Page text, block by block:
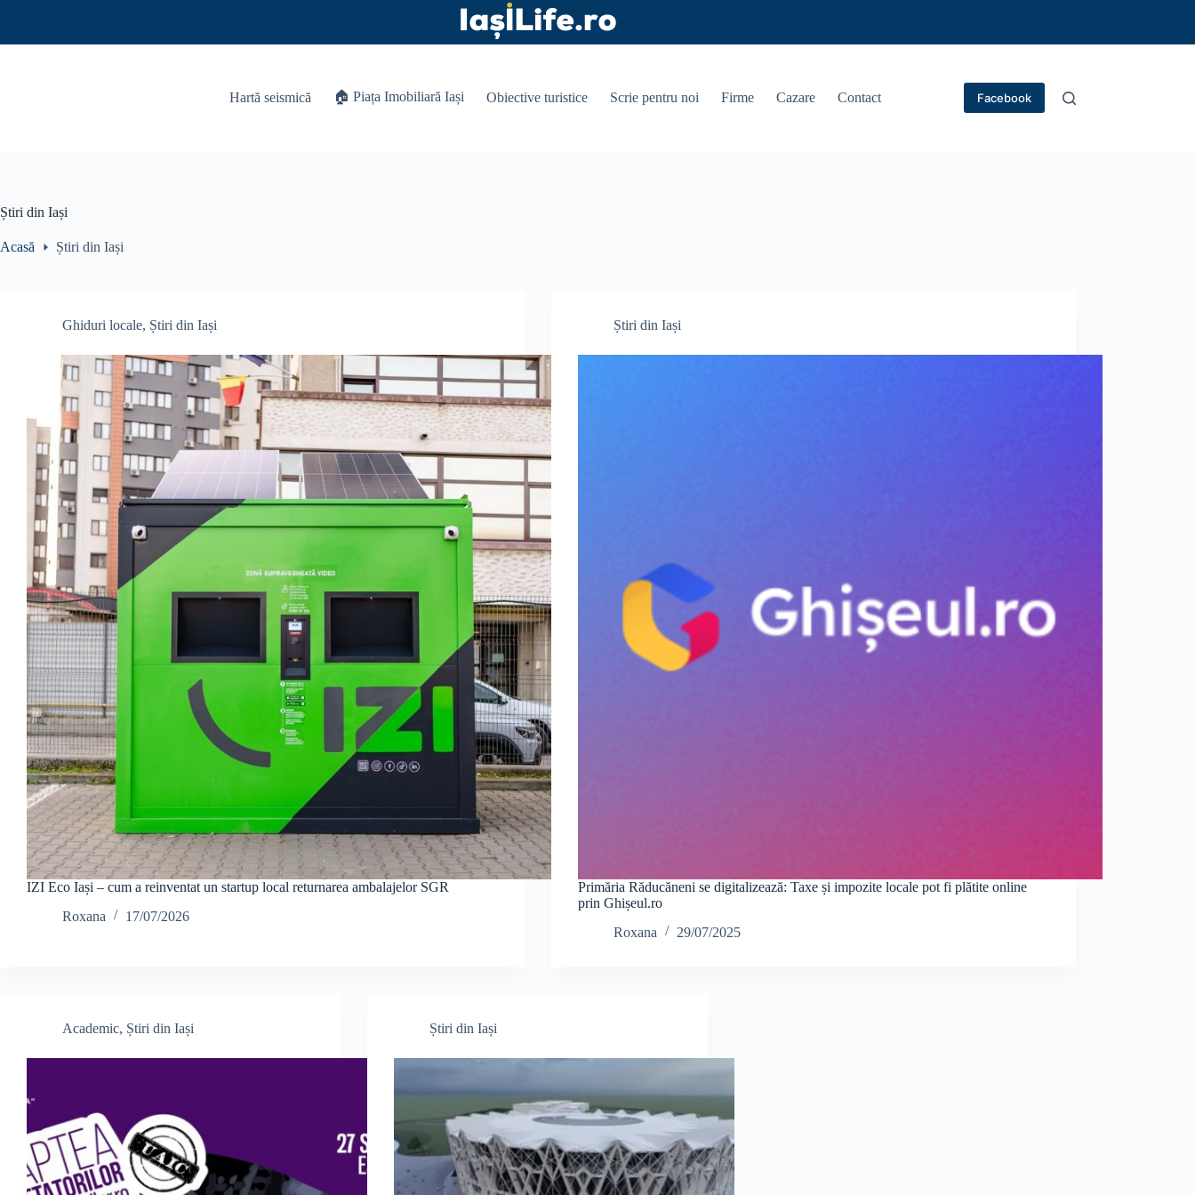
Hartă seismică 🏠 Piața Imobiliară Iași Obiective turistice Scrie pentru noi Firme Cazare Contact Facebook
Știri din Iași
Acasă Știri din Iași
Ghiduri locale, Știri din Iași
IZI Eco Iași – cum a reinventat un startup local returnarea ambalajelor SGR
Roxana
17/07/2026
Știri din Iași
Primăria Răducăneni se digitalizează: Taxe și impozite locale pot fi plătite online
prin Ghișeul.ro
Roxana
29/07/2025
Academic, Știri din Iași Știri din Iași